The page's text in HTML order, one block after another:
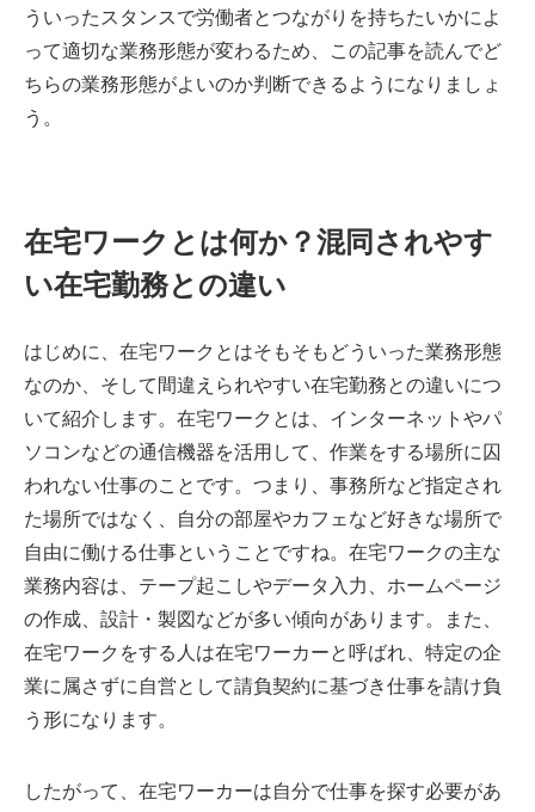
ういったスタンスで労働者とつながりを持ちたいかによ
って適切な業務形態が変わるため、この記事を読んでど
ちらの業務形態がよいのか判断できるようになりましょ
う。
在宅ワークとは何か？混同されやす
い在宅勤務との違い
はじめに、在宅ワークとはそもそもどういった業務形態
なのか、そして間違えられやすい在宅勤務との違いにつ
いて紹介します。在宅ワークとは、インターネットやパ
ソコンなどの通信機器を活用して、作業をする場所に囚
われない仕事のことです。つまり、事務所など指定され
た場所ではなく、自分の部屋やカフェなど好きな場所で
自由に働ける仕事ということですね。在宅ワークの主な
業務内容は、テープ起こしやデータ入力、ホームページ
の作成、設計・製図などが多い傾向があります。また、
在宅ワークをする人は在宅ワーカーと呼ばれ、特定の企
業に属さずに自営として請負契約に基づき仕事を請け負
う形になります。
したがって、在宅ワーカーは自分で仕事を探す必要があ